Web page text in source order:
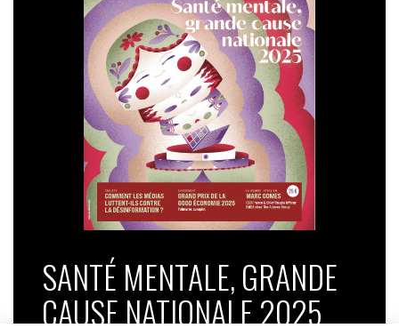
SANTÉ MENTALE, GRANDE
CAUSE NATIONALE 2025